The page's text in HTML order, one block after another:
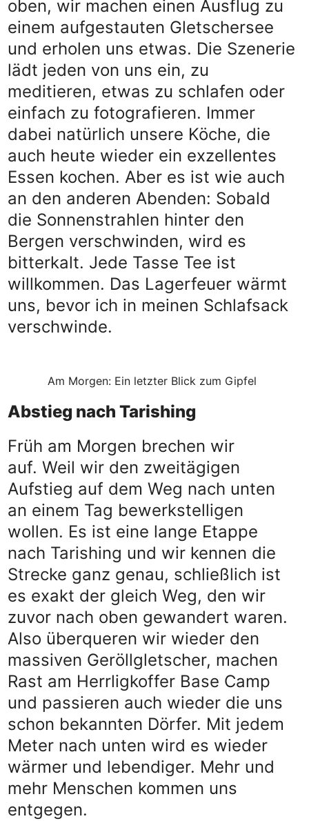
oben, wir machen einen Ausflug zu
einem aufgestauten Gletschersee
und erholen uns etwas. Die Szenerie
lädt jeden von uns ein, zu
meditieren, etwas zu schlafen oder
einfach zu fotografieren. Immer
dabei natürlich unsere Köche, die
auch heute wieder ein exzellentes
Essen kochen. Aber es ist wie auch
an den anderen Abenden: Sobald
die Sonnenstrahlen hinter den
Bergen verschwinden, wird es
bitterkalt. Jede Tasse Tee ist
willkommen. Das Lagerfeuer wärmt
uns, bevor ich in meinen Schlafsack
verschwinde.
Am Morgen: Ein letzter Blick zum Gipfel
Abstieg nach Tarishing
Früh am Morgen brechen wir
auf. Weil wir den zweitägigen
Aufstieg auf dem Weg nach unten
an einem Tag bewerkstelligen
wollen. Es ist eine lange Etappe
nach Tarishing und wir kennen die
Strecke ganz genau, schließlich ist
es exakt der gleich Weg, den wir
zuvor nach oben gewandert waren.
Also überqueren wir wieder den
massiven Geröllgletscher, machen
Rast am Herrligkoffer Base Camp
und passieren auch wieder die uns
schon bekannten Dörfer. Mit jedem
Meter nach unten wird es wieder
wärmer und lebendiger. Mehr und
mehr Menschen kommen uns
entgegen.